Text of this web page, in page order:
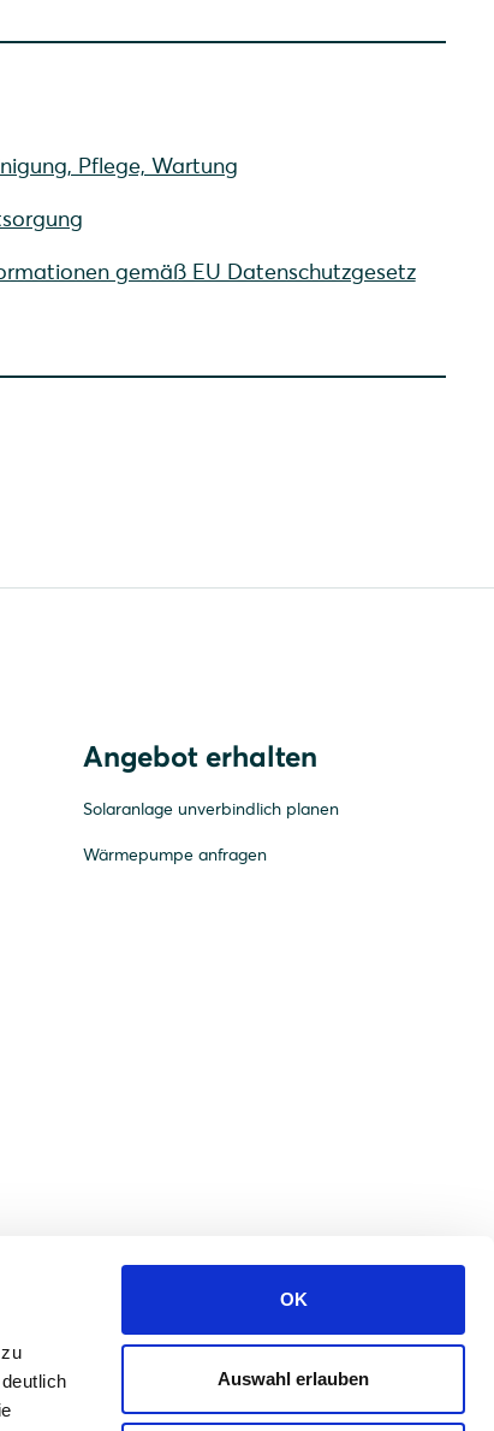
OK
Auswahl erlauben
Pflege, Wartung
gemäß EU Datenschutzgesetz
Angebot erhalten
Solaranlage unverbindlich planen
Wärmepumpe anfragen